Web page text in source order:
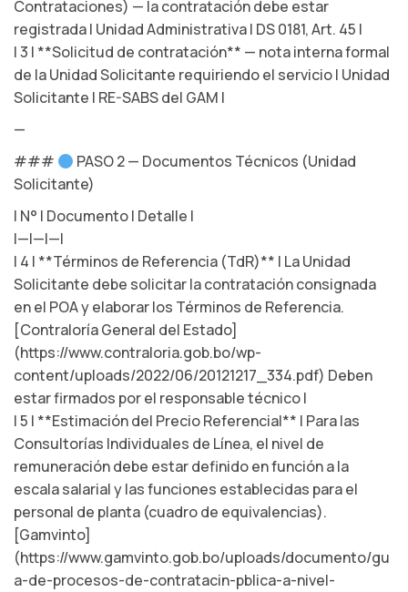
Contrataciones) — la contratación debe estar
registrada | Unidad Administrativa | DS 0181, Art. 45 |
| 3 | **Solicitud de contratación** — nota interna formal
de la Unidad Solicitante requiriendo el servicio | Unidad
Solicitante | RE-SABS del GAM |
—
###
PASO 2 — Documentos Técnicos (Unidad
Solicitante)
| N° | Documento | Detalle |
|—|—|—|
| 4 | **Términos de Referencia (TdR)** | La Unidad
Solicitante debe solicitar la contratación consignada
en el POA y elaborar los Términos de Referencia.
[Contraloría General del Estado]
(https://www.contraloria.gob.bo/wp-
content/uploads/2022/06/20121217_334.pdf) Deben
estar firmados por el responsable técnico |
| 5 | **Estimación del Precio Referencial** | Para las
Consultorías Individuales de Línea, el nivel de
remuneración debe estar definido en función a la
escala salarial y las funciones establecidas para el
personal de planta (cuadro de equivalencias).
[Gamvinto]
(https://www.gamvinto.gob.bo/uploads/documento/gu
a-de-procesos-de-contratacin-pblica-a-nivel-